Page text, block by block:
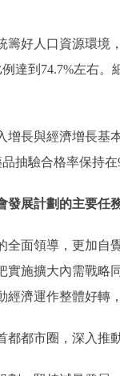
人口資源環境，
達到74.7%左右
與經濟增長基本
抽驗合格率保持
展計劃的主要任
領導，更加自覺
實施擴大內需戰略
經濟運作整體好轉
都市圈，深入推